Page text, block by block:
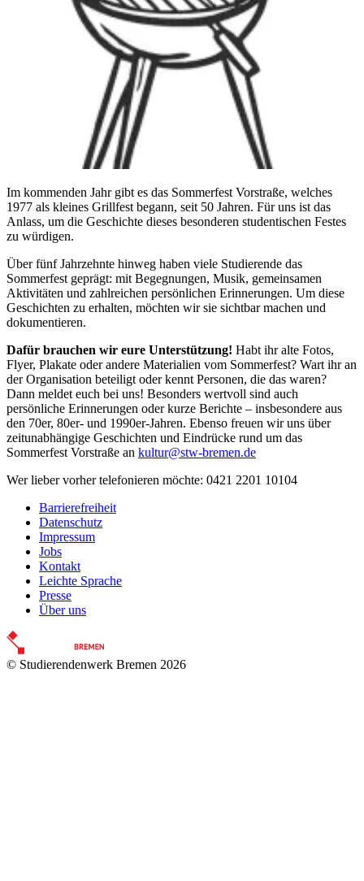
Im kommenden Jahr gibt es das Sommerfest Vorstraße, welches
1977 als kleines Grillfest begann, seit 50 Jahren. Für uns ist das
Anlass, um die Geschichte dieses besonderen studentischen Festes
zu würdigen.
Über fünf Jahrzehnte hinweg haben viele Studierende das
Sommerfest geprägt: mit Begegnungen, Musik, gemeinsamen
Aktivitäten und zahlreichen persönlichen Erinnerungen. Um diese
Geschichten zu erhalten, möchten wir sie sichtbar machen und
dokumentieren.
Dafür brauchen wir eure Unterstützung! Habt ihr alte Fotos,
Flyer, Plakate oder andere Materialien vom Sommerfest? Wart ihr an
der Organisation beteiligt oder kennt Personen, die das waren?
Dann meldet euch bei uns! Besonders wertvoll sind auch
persönliche Erinnerungen oder kurze Berichte – insbesondere aus
den 70er, 80er- und 1990er-Jahren. Ebenso freuen wir uns über
zeitunabhängige Geschichten und Eindrücke rund um das
Sommerfest Vorstraße an kultur@stw-bremen.de
Wer lieber vorher telefonieren möchte: 0421 2201 10104
Barrierefreiheit
Datenschutz
Impressum
Jobs
Kontakt
Leichte Sprache
Presse
Über uns
© Studierendenwerk Bremen 2026